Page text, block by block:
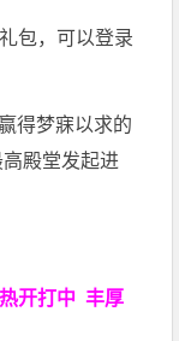
包，可以登录
得梦寐以求的
殿堂发起进
开打中 丰厚